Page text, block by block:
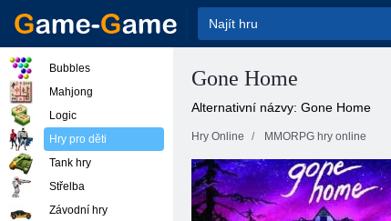
Gone Home
Alternativní názvy: Gone Home
Hry Online MMORPG hry online
Bubbles
Mahjong
Logic
Hry pro děti
Tank hry
Střelba
Závodní hry